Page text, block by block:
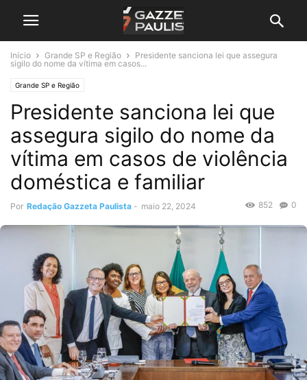
Início Grande SP e Região
Presidente sanciona lei que assegura
sigilo do nome da vítima em casos...
Grande SP e Região
Presidente sanciona lei que
assegura sigilo do nome da
vítima em casos de violência
doméstica e familiar
Por Redação Gazzeta Paulista - maio 22, 2024 0
852